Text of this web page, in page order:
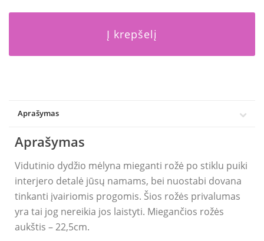
Į krepšelį
Aprašymas
Aprašymas
Vidutinio dydžio mėlyna mieganti rožė po stiklu puiki
interjero detalė jūsų namams, bei nuostabi dovana
tinkanti įvairiomis progomis. Šios rožės privalumas
yra tai jog nereikia jos laistyti. Miegančios rožės
aukštis – 22,5cm.